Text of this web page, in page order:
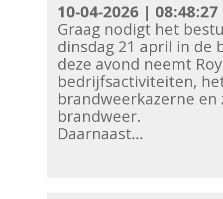
10-04-2026 | 08:48:27
Graag nodigt het
dinsdag 21 april in de
deze avond neemt
bedrijfsactiviteiten,
brandweerkazerne
brandweer.
Daarnaast…